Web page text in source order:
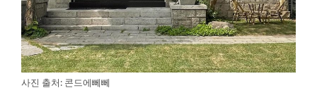
사진 출처: 콘드에뻬뻬